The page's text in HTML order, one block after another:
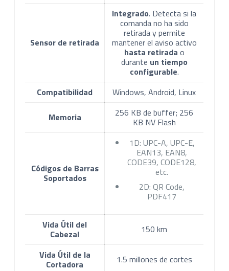
Sensor de retirada
Integrado. Detecta si la
comanda no ha sido
retirada y permite
mantener el aviso activo
hasta retirada o
durante un tiempo
configurable.
Compatibilidad
Windows, Android, Linux
Memoria 256 KB de buffer; 256
KB NV Flash
Códigos de Barras
Soportados
1D: UPC-A, UPC-E,
EAN13, EAN8,
CODE39, CODE128,
etc.
2D: QR Code,
PDF417
Vida Útil del
Cabezal 150 km
Vida Útil de la
Cortadora 1.5 millones de cortes